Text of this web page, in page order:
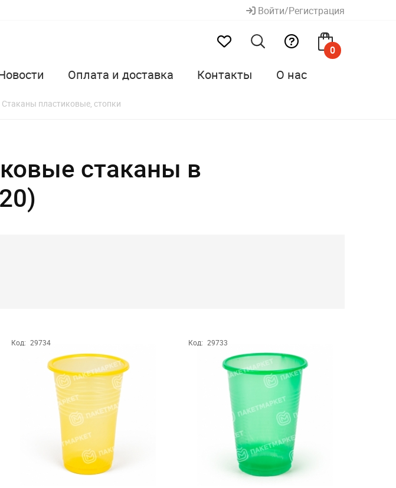
Войти/Регистрация
0
Оплата и доставка Контакты О нас
Стаканы пластиковые, стопки
стаканы в
Код: 29734 Код: 29733